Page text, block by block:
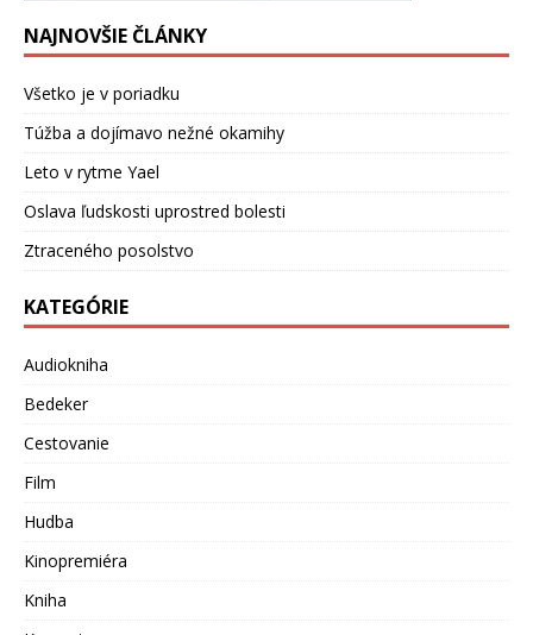
NAJNOVŠIE ČLÁNKY
Všetko je v poriadku
Túžba a dojímavo nežné okamihy
Leto v rytme Yael
Oslava ľudskosti uprostred bolesti
Ztraceného posolstvo
KATEGÓRIE
Audiokniha
Bedeker
Cestovanie
Film
Hudba
Kinopremiéra
Kniha